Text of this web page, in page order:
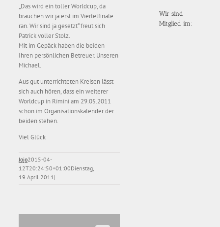
„Das wird ein toller Worldcup, da
brauchen wir ja erst im Viertelfinale
ran. Wir sind ja gesetzt“ freut sich
Patrick voller Stolz.
Mit im Gepäck haben die beiden
Ihren persönlichen Betreuer. Unseren
Michael.
Aus gut unterrichteten Kreisen lässt
sich auch hören, dass ein weiterer
Worldcup in Rimini am 29.05.2011
schon im Organisationskalender der
beiden stehen.
Viel Glück
Jojo2015-04-
12T20:24:50+01:00Dienstag,
19.April.2011 |
Wir sind
Mitglied im: